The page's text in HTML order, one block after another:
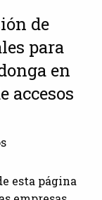
de
para
en
accesos
esta página